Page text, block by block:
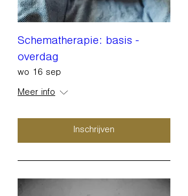
Schematherapie: basis -
overdag
wo 16 sep
Meer info
Inschrijven